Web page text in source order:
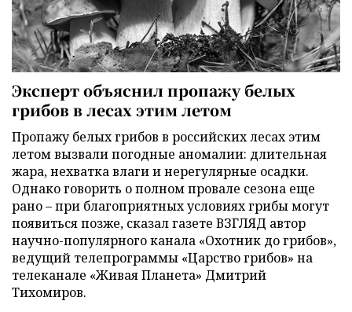
Эксперт объяснил пропажу белых
грибов в лесах этим летом
Пропажу белых грибов в российских лесах этим
летом вызвали погодные аномалии: длительная
жара, нехватка влаги и нерегулярные осадки.
Однако говорить о полном провале сезона еще
рано – при благоприятных условиях грибы могут
появиться позже, сказал газете ВЗГЛЯД автор
научно-популярного канала «Охотник до грибов»,
ведущий телепрограммы «Царство грибов» на
телеканале «Живая Планета» Дмитрий
Тихомиров.